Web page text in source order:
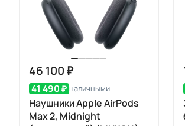
46 100 ₽
41 490 ₽ наличными
Наушники Apple AirPods
Max 2, Midnight